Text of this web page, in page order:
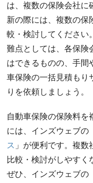
は、複数の保険会社に
新の際には、複数の保
較・検討してください。
難点としては、各保険
はできるものの、手間
車保険の一括見積もり
りを依頼しましょう。
自動車保険の保険料を
には、インズウェブの
ス 」が便利です。複数
比較・検討がしやすく
ぜひ、インズウェブの